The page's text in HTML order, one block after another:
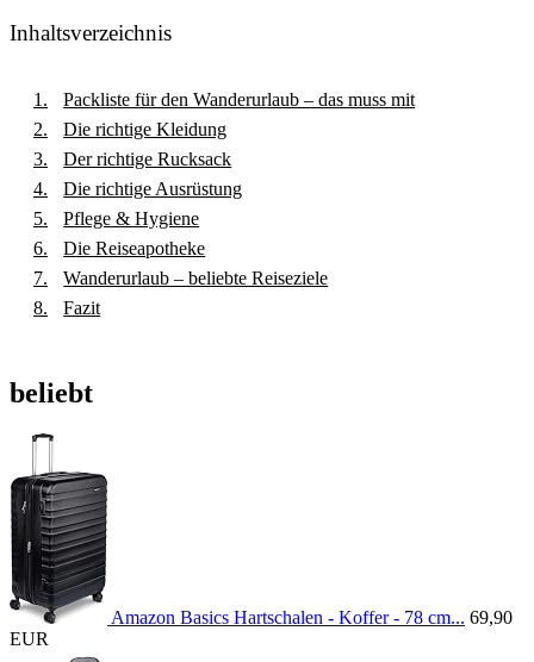
Inhaltsverzeichnis
Packliste für den Wanderurlaub – das muss mit
Die richtige Kleidung
Der richtige Rucksack
Die richtige Ausrüstung
Pflege & Hygiene
Die Reiseapotheke
Wanderurlaub – beliebte Reiseziele
Fazit
beliebt
Amazon Basics Hartschalen - Koffer - 78 cm... 69,90
EUR